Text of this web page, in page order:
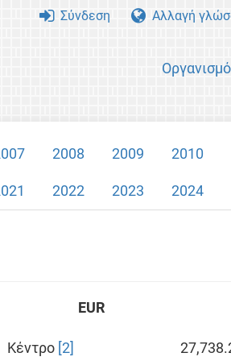
Σύνδεση Αλλαγή
2008 2009 2010
2022 2023 2024
EUR
Κέντρο [2]